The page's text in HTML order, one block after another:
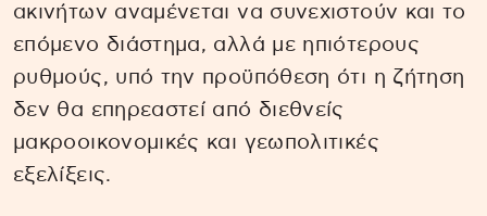
ακινήτων αναμένεται να συνεχιστούν και το
επόμενο διάστημα, αλλά με ηπιότερους
ρυθμούς, υπό την προϋπόθεση ότι η ζήτηση
δεν θα επηρεαστεί από διεθνείς
μακροοικονομικές και γεωπολιτικές
εξελίξεις.